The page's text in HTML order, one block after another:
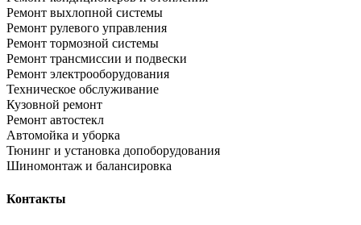
Ремонт выхлопной системы
Ремонт рулевого управления
Ремонт тормозной системы
Ремонт трансмиссии и подвески
Ремонт электрооборудования
Техническое обслуживание
Кузовной ремонт
Ремонт автостекл
Автомойка и уборка
Тюнинг и установка допоборудования
Шиномонтаж и балансировка
Контакты